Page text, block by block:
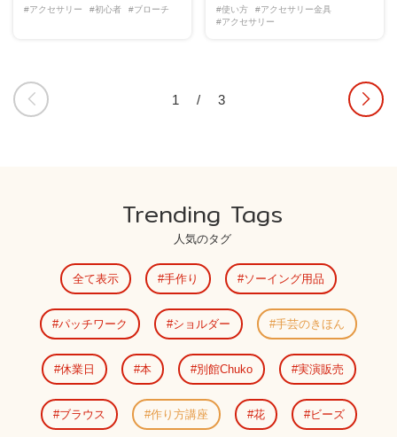
#アクセサリー #初心者 #ブローチ #使い方
#アクセサリー金具
#アクセサリー
1 / 3
Trending Tags
人気のタグ
全て表示 手作り ソーイング用品
パッチワーク ショルダー 手芸のきほん
休業日 本 別館Chuko 実演販売
ブラウス 作り方講座 花 ビーズ